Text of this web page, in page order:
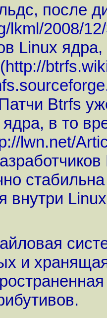
после
lkml/2008/
Linux
http://
Btrfs
ядра, в то
lwn.net/
внутри
и